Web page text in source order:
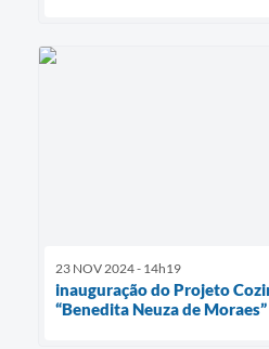
23 NOV 2024 - 14h19
inauguração do Projeto
“Benedita Neuza de Moraes”